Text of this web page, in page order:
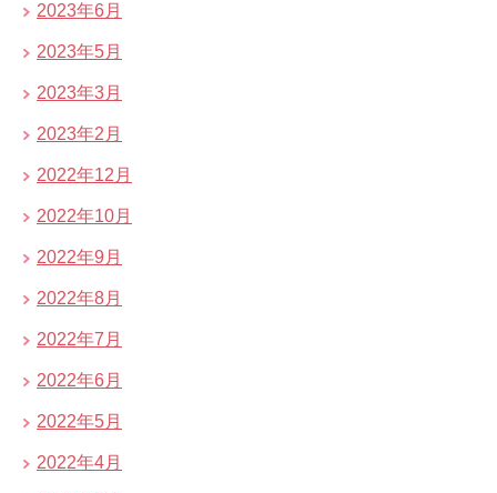
2023年6月
2023年5月
2023年3月
2023年2月
2022年12月
2022年10月
2022年9月
2022年8月
2022年7月
2022年6月
2022年5月
2022年4月